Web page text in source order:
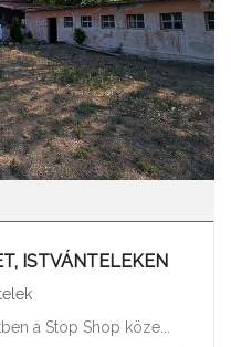
ISTVÁNTELEKEN
a Stop Shop köze...